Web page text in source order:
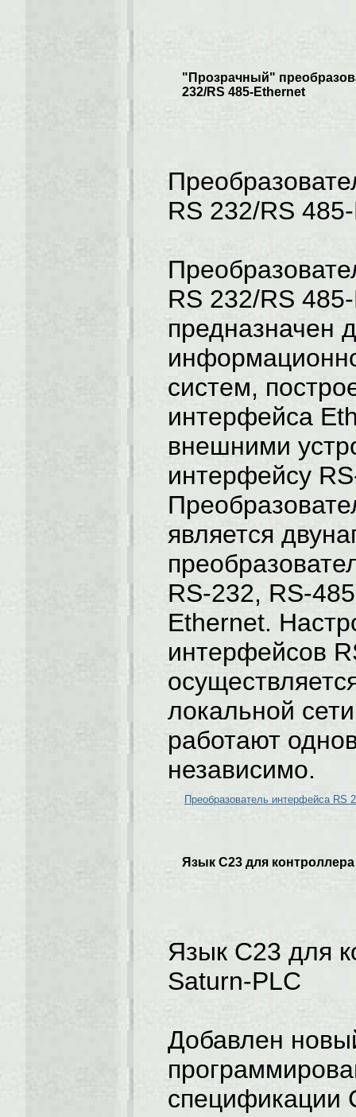
"Прозрачный"
232/RS 485-Ethernet
RS 232/RS
RS 232/RS
предназначен
систем,
интерфейса
внешними
интерфейсу
является
RS-232, RS-
Ethernet.
интерфейсов
локальной
работают
независимо.
Преобразователь интерфейса RS
Язык С23 для
Язык С23 для
Saturn-PLC
Добавлен
спецификации